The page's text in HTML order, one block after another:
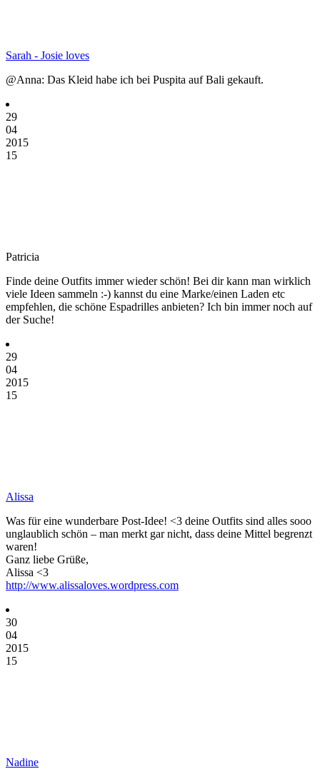
Sarah - Josie loves
@Anna: Das Kleid habe ich bei Puspita auf Bali gekauft.
29
04
2015
15
Patricia
Finde deine Outfits immer wieder schön! Bei dir kann man wirklich
viele Ideen sammeln :-) kannst du eine Marke/einen Laden etc
empfehlen, die schöne Espadrilles anbieten? Ich bin immer noch auf
der Suche!
29
04
2015
15
Alissa
Was für eine wunderbare Post-Idee! <3 deine Outfits sind alles sooo
unglaublich schön – man merkt gar nicht, dass deine Mittel begrenzt
waren!
Ganz liebe Grüße,
Alissa <3
http://www.alissaloves.wordpress.com
30
04
2015
15
Nadine